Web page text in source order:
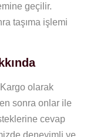
geçilir.
taşıma işlemi
olarak
sonra onlar ile
cevap
deneyimli ve